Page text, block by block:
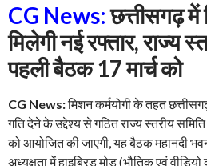
CG News:छत्तीसगढ़ में
मिलेगी नई रफ्तार, राज्य
पहली बैठक 17 मार्च को
CG News:मिशन कर्मयोगी के तहत
गति देने के उद्देश्य से गठित राज्य स्तरीय
को आयोजित की जाएगी, यह बैठक महानदी
अध्यक्षता में हाइब्रिड मोड (भौतिक एवं